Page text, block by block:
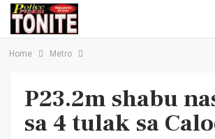
Home Metro
P23.2m shabu
sa 4 tulak sa